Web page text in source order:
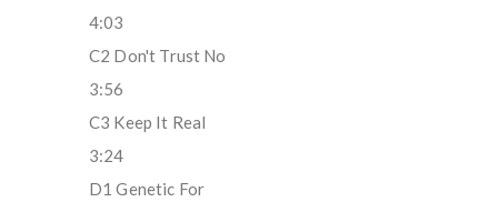
4:03
C2 Don't Trust No
3:56
C3 Keep It Real
3:24
D1 Genetic For